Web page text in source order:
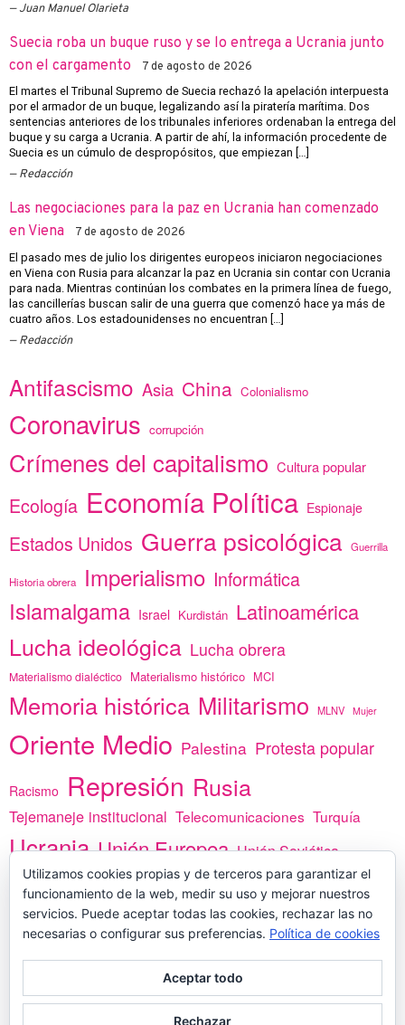
Juan Manuel Olarieta
Suecia roba un buque ruso y se lo entrega a Ucrania junto
con el cargamento
7 de agosto de 2026
El martes el Tribunal Supremo de Suecia rechazó la apelación interpuesta
por el armador de un buque, legalizando así la piratería marítima. Dos
sentencias anteriores de los tribunales inferiores ordenaban la entrega del
buque y su carga a Ucrania. A partir de ahí, la información procedente de
Suecia es un cúmulo de despropósitos, que empiezan […]
Redacción
Las negociaciones para la paz en Ucrania han comenzado
en Viena
7 de agosto de 2026
El pasado mes de julio los dirigentes europeos iniciaron negociaciones
en Viena con Rusia para alcanzar la paz en Ucrania sin contar con Ucrania
para nada. Mientras continúan los combates en la primera línea de fuego,
las cancillerías buscan salir de una guerra que comenzó hace ya más de
cuatro años. Los estadounidenses no encuentran […]
Redacción
Antifascismo Asia China Colonialismo
Coronavirus corrupción
Crímenes del capitalismo Cultura popular
Ecología Economía Política Espionaje
Estados Unidos Guerra psicológica Guerrilla
Historia obrera Imperialismo Informática
Islamalgama Israel Kurdistán Latinoamérica
Lucha ideológica Lucha obrera
Materialismo dialéctico Materialismo histórico MCI
Memoria histórica Militarismo MLNV Mujer
Oriente Medio Palestina Protesta popular
Racismo Represión Rusia
Tejemaneje institucional Telecomunicaciones Turquía
Ucrania Unión Europea Unión Soviética
vacunas Yemen África
PREGÚNTANOS
Utilizamos cookies propias y de terceros para garantizar el
funcionamiento de la web, medir su uso y mejorar nuestros
servicios. Puede aceptar todas las cookies, rechazar las no
necesarias o configurar sus preferencias. Política de cookies
Aceptar todo
Rechazar